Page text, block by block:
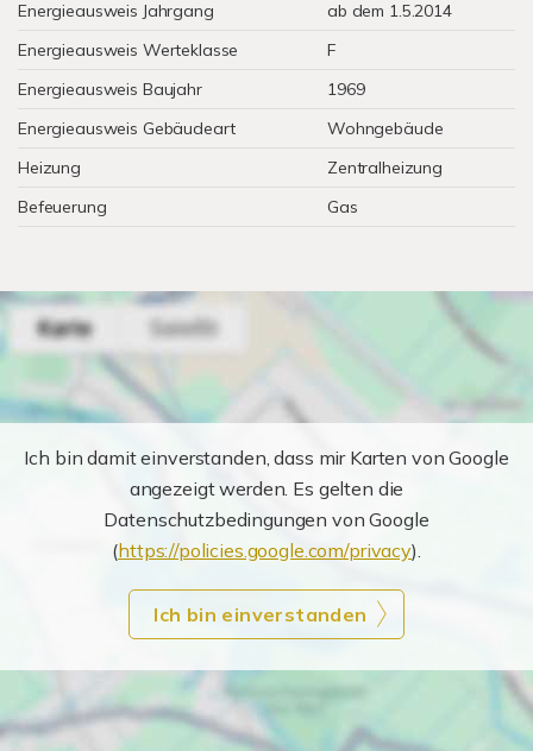
Energieausweis Jahrgang
ab dem 1.5.2014
Energieausweis Werteklasse
F
Energieausweis Baujahr
1969
Energieausweis Gebäudeart
Wohngebäude
Heizung
Zentralheizung
Befeuerung
Gas
Ich bin damit einverstanden, dass mir Karten von Google
angezeigt werden. Es gelten die
Datenschutzbedingungen von Google
(https://policies.google.com/privacy).
Ich bin einverstanden